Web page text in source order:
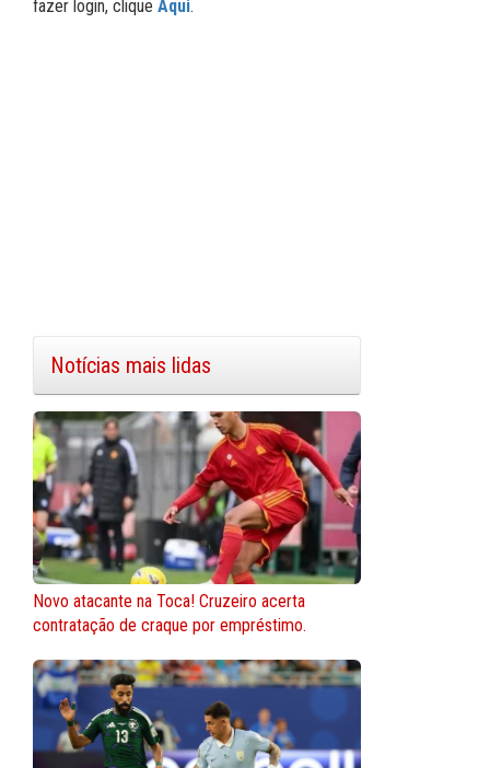
fazer login, clique Aqui.
Notícias mais lidas
Novo atacante na Toca! Cruzeiro acerta
contratação de craque por empréstimo.